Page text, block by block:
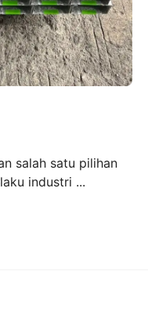
salah satu pilihan
industri ...